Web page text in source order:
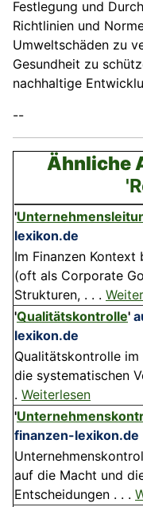
Festlegung und
Richtlinien und
Umweltschäden zu
Gesundheit zu
nachhaltige
--
Ähnliche
'
lexikon.de
Im Finanzen Kontext
(oft als Corporate
Strukturen, . . .
'Qualitätskontrolle'
lexikon.de
Qualitätskontrolle
die systematischen
. Weiterlesen
'
finanzen-lexikon.de
auf die Macht und
Entscheidungen . . .